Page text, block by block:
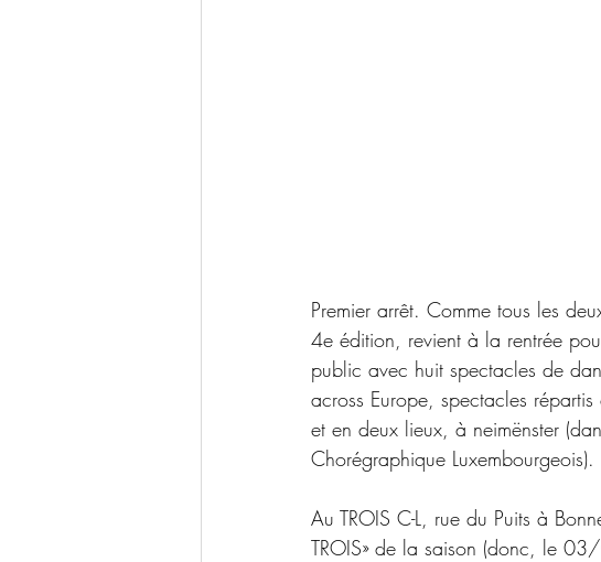
Premier arrêt. Comme tous les
4e édition, revient à la rentrée
public avec huit spectacles de
across Europe, spectacles
et en deux lieux, à neimënster
Chorégraphique Luxembourgeois).
Au TROIS C-L, rue du Puits à
TROIS» de la saison (donc, le